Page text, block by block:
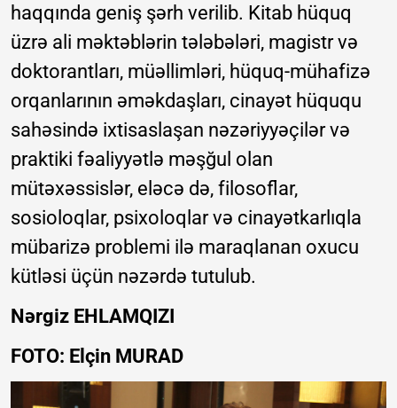
haqqında geniş şərh verilib. Kitab hüquq
üzrə ali məktəblərin tələbələri, magistr və
doktorantları, müəllimləri, hüquq-mühafizə
orqanlarının əməkdaşları, cinayət hüququ
sahəsində ixtisaslaşan nəzəriyyəçilər və
praktiki fəaliyyətlə məşğul olan
mütəxəssislər, eləcə də, filosoflar,
sosioloqlar, psixoloqlar və cinayətkarlıqla
mübarizə problemi ilə maraqlanan oxucu
kütləsi üçün nəzərdə tutulub.
Nərgiz EHLAMQIZI
FOTO: Elçin MURAD